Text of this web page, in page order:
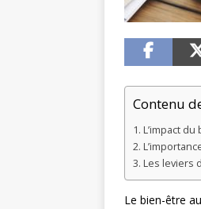
Contenu
L’impact
Les leviers
Le bien-être